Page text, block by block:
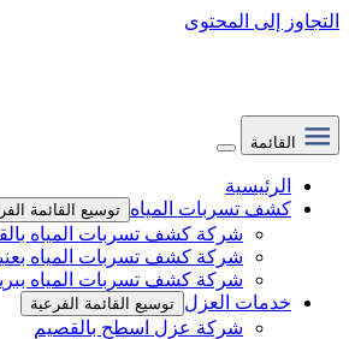
التجاوز إلى المحتوى
القائمة
الرئيسية
كشف تسربات المياه توسيع القائمة
شركة كشف تسربات المياه
شركة كشف تسربات المياه
شركة كشف تسربات المياه
خدمات العزل توسيع القائمة الفرعية
شركة عزل اسطح بالقصيم